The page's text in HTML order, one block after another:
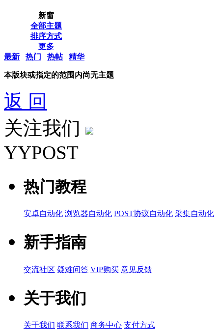
新窗
全部主题
排序方式
更多
最新
热门 热帖 精华
本版块或指定的范围内尚无主题
返 回
关注我们
YYPOST
热门教程
安卓自动化 浏览器自动化 POST协议自动化 采集自动化
新手指南
交流社区 疑难问答 VIP购买 意见反馈
关于我们
关于我们 联系我们 商务中心 支付方式